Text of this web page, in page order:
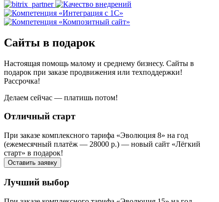
Сайты в подарок
Настоящая помощь малому и среднему бизнесу. Сайты в
подарок при заказе продвижения или техподдержки!
Рассрочка!
Делаем сейчас — платишь потом!
Отличный старт
При заказе комплексного тарифа «Эволюция 8» на год
(ежемесячный платёж — 28000 р.) — новый сайт «Лёгкий
старт» в подарок!
Оставить заявку
Лучший выбор